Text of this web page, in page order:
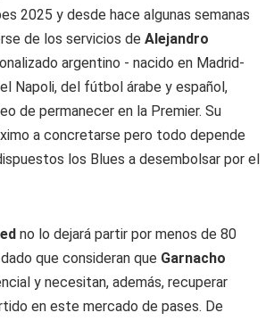
2025 y desde hace algunas semanas
de los servicios de Alejandro
argentino - nacido en Madrid-
Napoli, del fútbol árabe y español,
de permanecer en la Premier. Su
a concretarse pero todo depende
los Blues a desembolsar por el
no lo dejará partir por menos de 80
que consideran que Garnacho
y necesitan, además, recuperar
en este mercado de pases. De